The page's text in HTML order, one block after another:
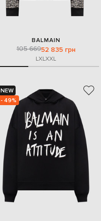
BALMAIN
105 66952 835 грн
LXLXXL
NEW
- 49%